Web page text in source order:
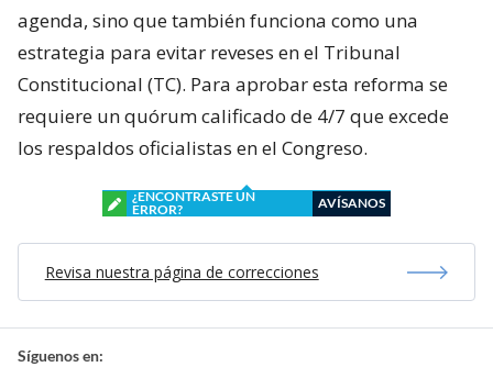
agenda, sino que también funciona como una
estrategia para evitar reveses en el Tribunal
Constitucional (TC). Para aprobar esta reforma se
requiere un quórum calificado de 4/7 que excede
los respaldos oficialistas en el Congreso.
¿ENCONTRASTE UN
ERROR?
AVÍSANOS
Revisa nuestra página de correcciones
Síguenos en: